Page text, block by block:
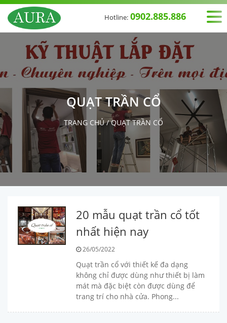
Hotline: 0902.885.886
QUẠT TRẦN CỔ
TRANG CHỦ/QUẠT TRẦN CỔ
20 mẫu quạt trần cổ tốt
nhất hiện nay
26/05/2022
Quạt trần cổ với thiết kế đa dạng
không chỉ được dùng như thiết bị làm
mát mà đặc biệt còn được dùng để
trang trí cho nhà cửa. Phong...